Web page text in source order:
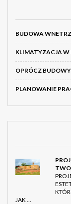
BUDOWA
KLIMATYZACJA W
OPRÓCZ BUDOWY
PLANOWANIE
JAK …